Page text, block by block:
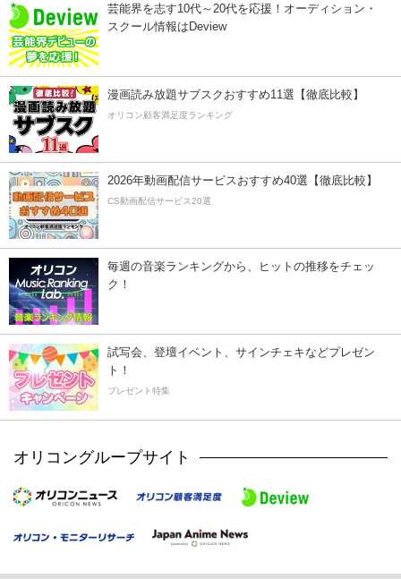
芸能界を志す10代～20代を応援！オーディション・
スクール情報はDeview
漫画読み放題サブスクおすすめ11選【徹底比較】
オリコン顧客満足度ランキング
2026年動画配信サービスおすすめ40選【徹底比較】
CS動画配信サービス20選
毎週の音楽ランキングから、ヒットの推移をチェッ
ク！
試写会、登壇イベント、サインチェキなどプレゼン
ト！
プレゼント特集
オリコングループサイト